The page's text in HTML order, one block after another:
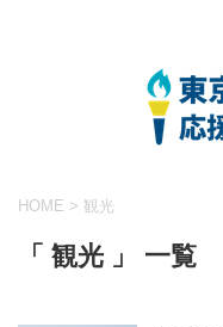
HOME > 観光
「 観光 」 一覧